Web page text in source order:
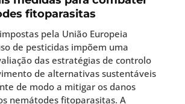
fitoparasitas
pela União Europeia
de pesticidas impõem uma
das estratégias de controlo
de alternativas sustentáveis
de modo a mitigar os danos
nemátodes fitoparasitas. A